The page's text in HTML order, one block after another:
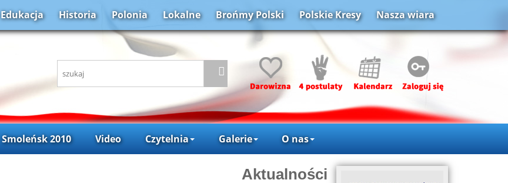
Edukacja Historia Polonia Lokalne Brońmy Polski Polskie Kresy Nasza wiara
Smoleńsk 2010 Video Czytelnia Galerie O nas
Aktualności